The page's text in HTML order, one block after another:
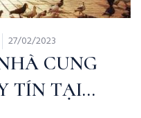
27/02/2023
CUNG
TÍN TẠI